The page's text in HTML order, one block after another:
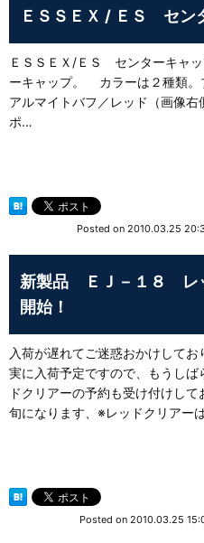
ＥＳＳＥＸ / ＥＳ セ
ＥＳＳＥＸ/ＥＳ センターキャ
ーキャップ。 カラーは２種類。
アルマイトバフ／レッド（画像
ポ…
Posted on 2010.03.25
新製品 ＥＪ－１８ レ
開始！
入荷が遅れてご迷惑おかけして
実に入荷予定ですので、もうし
ドクリアーの予約も受け付けし
旬になります、※レッドクリアー
Posted on 2010.03.25